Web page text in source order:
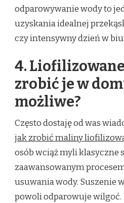
odparowywanie wody to
uzyskania idealnej
czy intensywny dzień w
4.
zrobić je w
możliwe?
Często dostaję od was
jak zrobić maliny
osób wciąż myli klasyczne
zaawansowanym
usuwania wody. Suszenie
powoli odparowuje